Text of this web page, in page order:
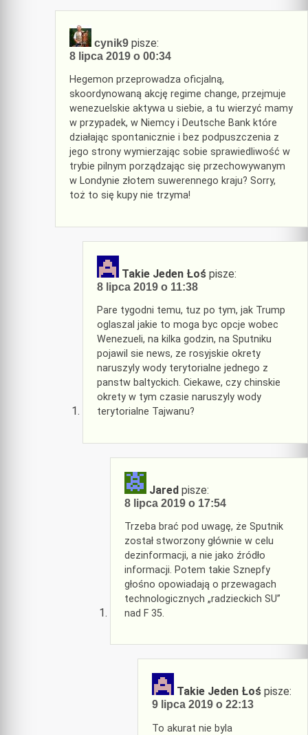
cynik9 pisze:
8 lipca 2019 o 00:34
Hegemon przeprowadza oficjalną,
skoordynowaną akcję regime change, przejmuje
wenezuelskie aktywa u siebie, a tu wierzyć mamy
w przypadek, w Niemcy i Deutsche Bank które
działając spontanicznie i bez podpuszczenia z
jego strony wymierzając sobie sprawiedliwość w
trybie pilnym porządzając się przechowywanym
w Londynie złotem suwerennego kraju? Sorry,
toż to się kupy nie trzyma!
Takie Jeden Łoś pisze:
8 lipca 2019 o 11:38
Pare tygodni temu, tuz po tym, jak Trump
oglaszal jakie to moga byc opcje wobec
Wenezueli, na kilka godzin, na Sputniku
pojawil sie news, ze rosyjskie okrety
naruszyly wody terytorialne jednego z
panstw baltyckich. Ciekawe, czy chinskie
okrety w tym czasie naruszyly wody
terytorialne Tajwanu?
Jared pisze:
8 lipca 2019 o 17:54
Trzeba brać pod uwagę, że Sputnik
został stworzony głównie w celu
dezinformacji, a nie jako źródło
informacji. Potem takie Sznepfy
głośno opowiadają o przewagach
technologicznych „radzieckich SU”
nad F 35.
Takie Jeden Łoś pisze:
9 lipca 2019 o 22:13
To akurat nie byla